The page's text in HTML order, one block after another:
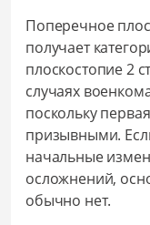
Поперечное
получает
плоскостопие 2
случаях
поскольку
призывными.
начальные
осложнений,
обычно нет.